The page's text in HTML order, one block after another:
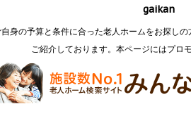
gaikan
身の予算と条件に合った老人ホームをお探し
ご紹介しております。本ページにはプロ